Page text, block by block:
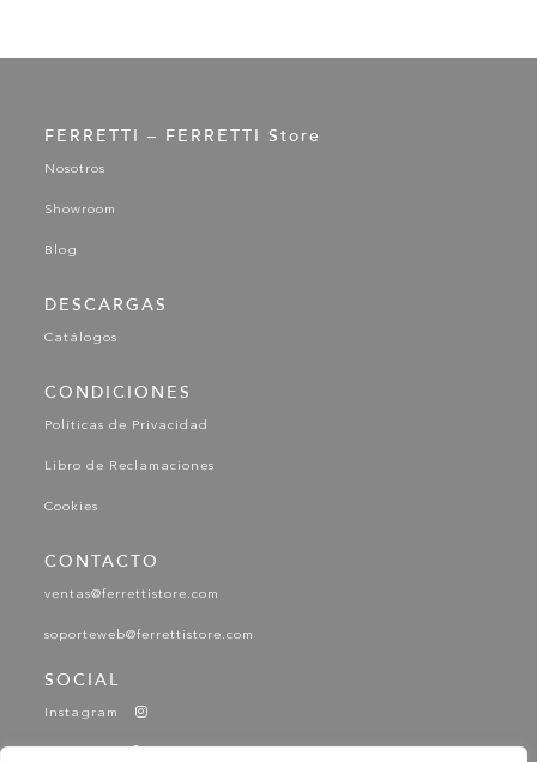
FERRETTI – FERRETTI Store
Nosotros
Showroom
Blog
DESCARGAS
Catálogos
CONDICIONES
Políticas de Privacidad
Libro de Reclamaciones
Cookies
CONTACTO
ventas@ferrettistore.com
soporteweb@ferrettistore.com
SOCIAL
Instagram